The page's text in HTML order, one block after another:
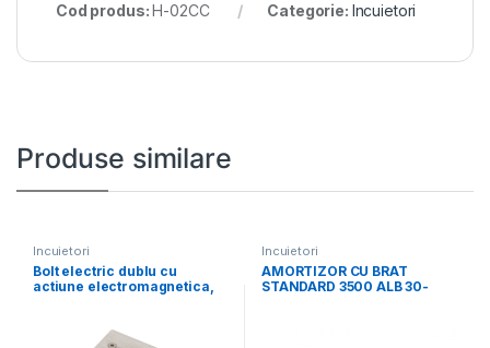
Cod produs:H-02CC Categorie: Incuietori
Produse similare
Incuietori
Bolt electric dublu cu
actiune electromagnetica,
Incuietori
AMORTIZOR CU BRAT
STANDARD 3500 ALB 30-